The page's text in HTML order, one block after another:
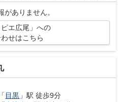
り...
がありません。
ピエ広尾」への
せはこちら
「 目黒 」駅 徒歩9分